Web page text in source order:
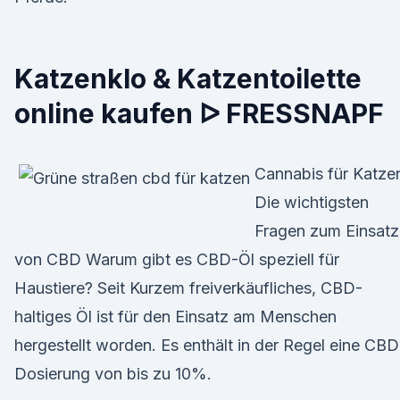
Katzenklo & Katzentoilette
online kaufen ᐅ FRESSNAPF
Cannabis für
Die wichtigsten
Fragen zum Einsatz
von CBD Warum gibt es CBD-Öl speziell für
Haustiere? Seit Kurzem freiverkäufliches, CBD-
haltiges Öl ist für den Einsatz am Menschen
hergestellt worden. Es enthält in der Regel eine CBD
Dosierung von bis zu 10%.